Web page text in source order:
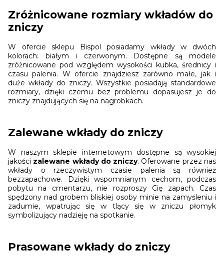
Zróżnicowane rozmiary wkładów do
zniczy
W ofercie sklepu Bispol posiadamy wkłady w dwóch
kolorach: białym i czerwonym. Dostępne są modele
zróżnicowane pod względem wysokości kubka, średnicy i
czasu palenia. W ofercie znajdziesz zarówno małe, jak i
duże wkłady do zniczy. Wszystkie posiadają standardowe
rozmiary, dzięki czemu bez problemu dopasujesz je do
zniczy znajdujących się na nagrobkach.
Zalewane wkłady do zniczy
W naszym sklepie internetowym dostępne są wysokiej
jakości zalewane wkłady do zniczy. Oferowane przez nas
wkłady o rzeczywistym czasie palenia są również
bezzapachowe. Dzięki wspomnianym cechom, podczas
pobytu na cmentarzu, nie rozproszy Cię zapach. Czas
spędzony nad grobem bliskiej osoby minie na zamyśleniu i
zadumie, wpatrując się w tlący się w zniczu płomyk
symbolizujący nadzieję na spotkanie.
Prasowane wkłady do zniczy